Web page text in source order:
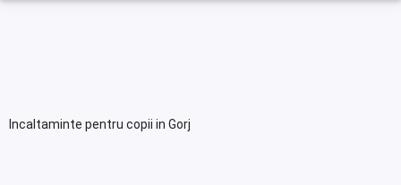
Incaltaminte pentru copii in Gorj